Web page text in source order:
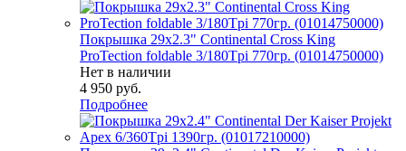
Покрышка 29x2.3" Continental Cross King
ProTection foldable 3/180Tpi 770гр. (01014750000)
Нет в наличии
4 950 руб.
Подробнее